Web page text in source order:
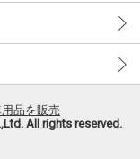
品を販売
All rights reserved.